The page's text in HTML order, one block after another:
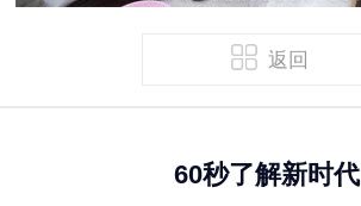
返回
60秒了解新时代